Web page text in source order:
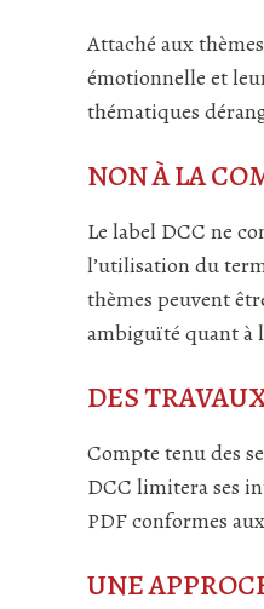
Attaché aux
émotionnelle et
thématiques
NON À LA
Le label DCC ne
l’utilisation du
thèmes peuvent
ambiguïté quant à
DES
Compte tenu des
DCC limitera ses
PDF conformes
UNE